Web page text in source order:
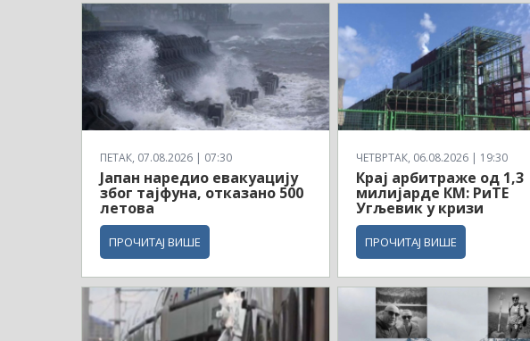
ПЕТАК, 07.08.2026 | 07:30
Јапан наредио евакуацију
због тајфуна, отказано 500
летова
ПРОЧИТАЈ ВИШЕ
ЧЕТВРТАК, 06.08.2026 | 19:30
Крај арбитраже од 1,3
милијарде КМ: РиТЕ
Угљевик у кризи
ПРОЧИТАЈ ВИШЕ